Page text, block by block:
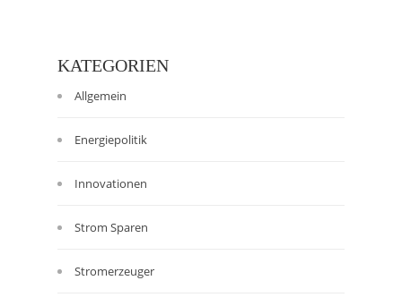
KATEGORIEN
Allgemein
Energiepolitik
Innovationen
Strom Sparen
Stromerzeuger